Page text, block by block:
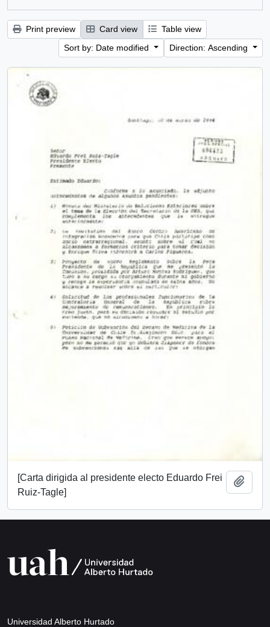
Print preview Card view
Table view
Sort by: Date modified
Direction: Ascending
[Carta dirigida al presidente electo Eduardo Frei
Ruiz-Tagle]
Universidad Alberto Hurtado